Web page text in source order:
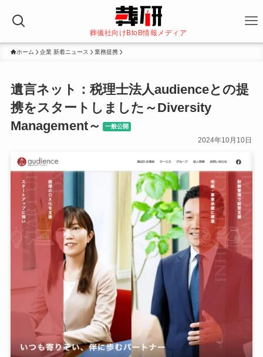
葬儀社向けBtoB情報メディア
ホーム 企業 新着ニュース 業務提携
遺言ネット：税理士法人audienceとの提
携をスタートしました～Diversity
Management～
一般公開
2024年10月10日